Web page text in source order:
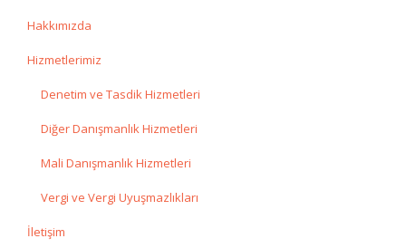
Hakkımızda
Hizmetlerimiz
Denetim ve Tasdik Hizmetleri
Diğer Danışmanlık Hizmetleri
Mali Danışmanlık Hizmetleri
Vergi ve Vergi Uyuşmazlıkları
İletişim